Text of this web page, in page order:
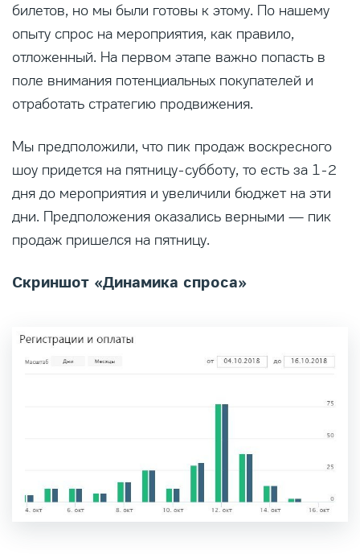
билетов, но мы были готовы к этому. По нашему
опыту спрос на мероприятия, как правило,
отложенный. На первом этапе важно попасть в
поле внимания потенциальных покупателей и
отработать стратегию продвижения.
Мы предположили, что пик продаж воскресного
шоу придется на пятницу-субботу, то есть за 1-2
дня до мероприятия и увеличили бюджет на эти
дни. Предположения оказались верными — пик
продаж пришелся на пятницу.
Скриншот «Динамика спроса»